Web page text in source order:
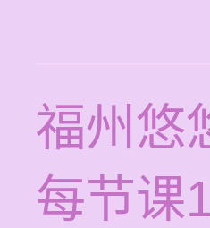
福州悠
每节课